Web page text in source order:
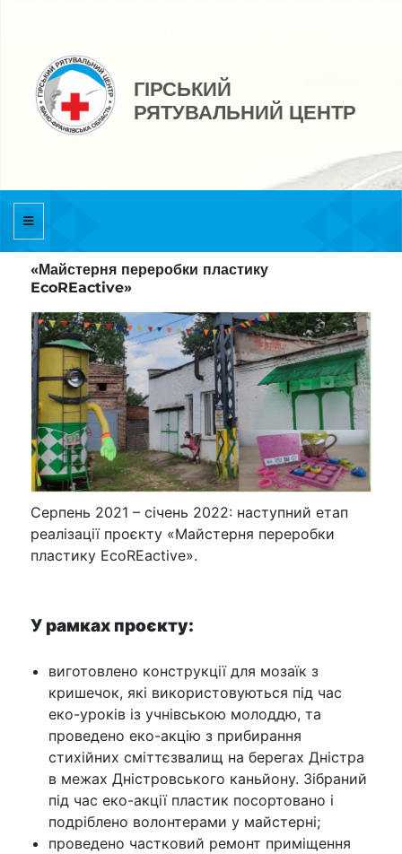
ГІРСЬКИЙ
РЯТУВАЛЬНИЙ ЦЕНТР
«Майстерня переробки пластику
EcoREactive»
Серпень 2021 – січень 2022: наступний етап
реалізації проєкту «Майстерня переробки
пластику EcoREactive».
У рамках проєкту:
виготовлено конструкції для мозаїк з
кришечок, які використовуються під час
еко-уроків із учнівською молоддю, та
проведено еко-акцію з прибирання
стихійних сміттєзвалищ на берегах Дністра
в межах Дністровського каньйону. Зібраний
під час еко-акції пластик посортовано і
подріблено волонтерами у майстерні;
проведено частковий ремонт приміщення